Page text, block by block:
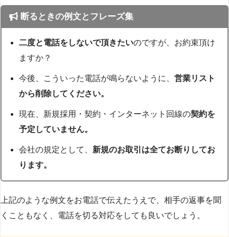
断るときの例文とフレーズ集
二度と電話をしないで頂きたいのですが、お約束頂け
ますか？
今後、こういった電話が鳴らないように、営業リスト
から削除してください。
現在、新規採用・契約・インターネット回線の契約を
予定していません。
会社の規定として、 新規のお取引は全てお断りしてお
ります。
上記のような例文をお電話で伝えたうえで、相手の返事を聞
くこともなく、電話を切る対応をしても良いでしょう。